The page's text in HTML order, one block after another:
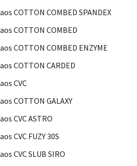
COTTON COMBED SPANDEX
COTTON COMBED
COTTON COMBED ENZYME
COTTON CARDED
CVC
COTTON GALAXY
CVC ASTRO
CVC FUZY 30S
CVC SLUB SIRO